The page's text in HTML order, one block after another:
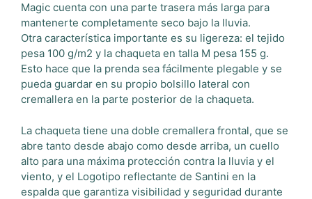
Magic cuenta con una parte trasera más larga para
mantenerte completamente seco bajo la lluvia.
Otra característica importante es su ligereza: el tejido
pesa 100 g/m2 y la chaqueta en talla M pesa 155 g.
Esto hace que la prenda sea fácilmente plegable y se
pueda guardar en su propio bolsillo lateral con
cremallera en la parte posterior de la chaqueta.
La chaqueta tiene una doble cremallera frontal, que se
abre tanto desde abajo como desde arriba, un cuello
alto para una máxima protección contra la lluvia y el
viento, y el Logotipo reflectante de Santini en la
espalda que garantiza visibilidad y seguridad durante